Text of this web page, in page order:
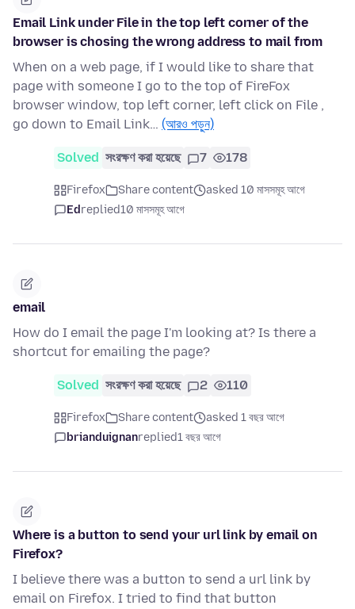
Email Link under File in the top left corner of the
browser is chosing the wrong address to mail from
When on a web page, if I would like to share that
page with someone I go to the top of FireFox
browser window, top left corner, left click on File ,
go down to Email Link… (আরও পড়ুন)
Solved সংরক্ষণ করা হয়েছে 7 178
Firefox Share content
asked 10 মাসসমূহ আগে
Edreplied10 মাসসমূহ আগে
email
How do I email the page I'm looking at? Is there a
shortcut for emailing the page?
Solved সংরক্ষণ করা হয়েছে 2 110
Firefox Share content
asked 1 বছর আগে
brianduignanreplied1 বছর আগে
Where is a button to send your url link by email on
Firefox?
I believe there was a button to send a url link by
email on Firefox. I tried to find that button